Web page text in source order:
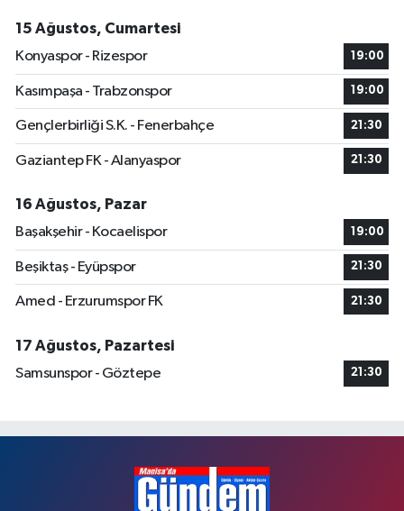
15 Ağustos, Cumartesi
Konyaspor - Rizespor
19:00
Kasımpaşa - Trabzonspor 19:00
Gençlerbirliği S.K. - Fenerbahçe 21:30
Gaziantep FK - Alanyaspor 21:30
16 Ağustos, Pazar
Başakşehir - Kocaelispor
19:00
Beşiktaş - Eyüpspor 21:30
Amed - Erzurumspor FK 21:30
17 Ağustos, Pazartesi
Samsunspor - Göztepe
21:30